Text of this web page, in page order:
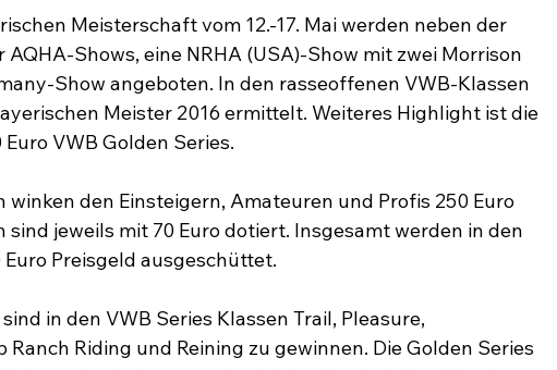
Meisterschaft vom 12.-17. Mai werden neben der
Shows, eine NRHA (USA)-Show mit zwei Morrison
Show angeboten. In den rasseoffenen VWB-Klassen
Meister 2016 ermittelt. Weiteres Highlight ist die
VWB Golden Series.
winken den Einsteigern, Amateuren und Profis 250 Euro
jeweils mit 70 Euro dotiert. Insgesamt werden in den
Preisgeld ausgeschüttet.
in den VWB Series Klassen Trail, Pleasure,
Riding und Reining zu gewinnen. Die Golden Series